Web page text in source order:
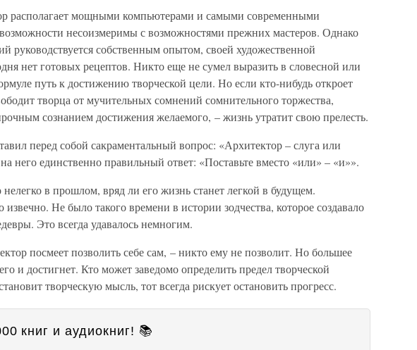
располагает мощными компьютерами и самыми современными
несоизмеримы с возможностями прежних мастеров. Однако
руководствуется собственным опытом, своей художественной
нет готовых рецептов. Никто еще не сумел выразить в словесной или
путь к достижению творческой цели. Но если кто-нибудь откроет
творца от мучительных сомнений сомнительного торжества,
сознанием достижения желаемого, – жизнь утратит свою прелесть.
перед собой сакраментальный вопрос: «Архитектор – слуга или
него единственно правильный ответ: «Поставьте вместо «или» – «и»».
в прошлом, вряд ли его жизнь станет легкой в будущем.
извечно. Не было такого времени в истории зодчества, которое создавало
Это всегда удавалось немногим.
посмеет позволить себе сам, – никто ему не позволит. Но большее
и достигнет. Кто может заведомо определить предел творческой
творческую мысль, тот всегда рискует остановить прогресс.
книг и аудиокниг! 📚